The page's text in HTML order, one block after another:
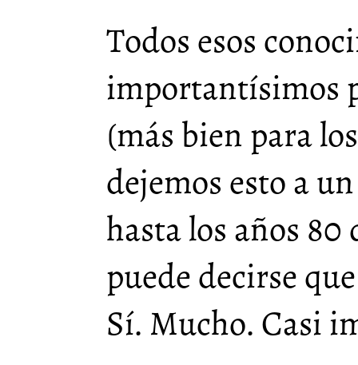
Todos esos
importantísimos
(más bien para
dejemos esto a
hasta los años
puede decirse
Sí. Mucho. Casi